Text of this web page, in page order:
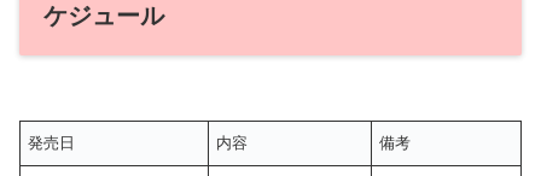
ケジュール
発売日 内容 備考